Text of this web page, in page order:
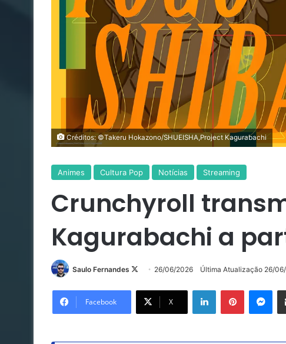
Créditos: ©Takeru Hokazono/SHUEISHA,Project Kagurabachi
Animes Cultura Pop Notícias Streaming
Crunchyroll
Kagurabachi a
Saulo Fernandes
Follow26/06/2026 Última Atualização 26/
Facebook X
LinkedinPinterest